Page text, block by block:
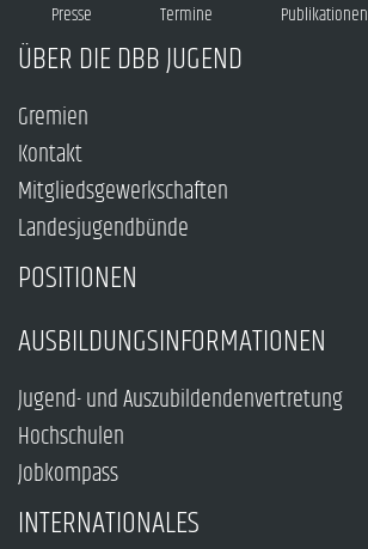
Presse Termine Publikationen
ÜBER DIE DBB JUGEND
Gremien
Kontakt
Mitgliedsgewerkschaften
Landesjugendbünde
POSITIONEN
AUSBILDUNGSINFORMATIONEN
Jugend- und Auszubildendenvertretung
Hochschulen
Jobkompass
INTERNATIONALES